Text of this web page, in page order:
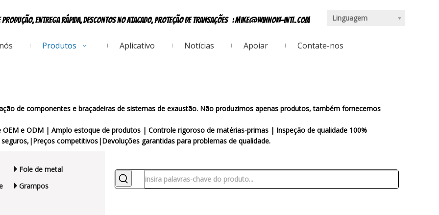
produção, entrega rápida, descontos no atacado, proteção de transações :mike@winnow-intl.com Linguagem
Produtos Aplicativo Notícias Apoiar Contate-nos
de componentes e braçadeiras de sistemas de exaustão. Não produzimos apenas produtos, também fornecemos
e ODM | Amplo estoque de produtos | Controle rigoroso de matérias-primas | Inspeção de qualidade 100%
competitivos|Devoluções garantidas para problemas de qualidade.
Fole de metal
Grampos